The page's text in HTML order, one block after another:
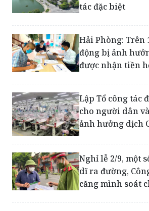
tác đặc biệt
Hải Phòng: Trên
động bị ảnh
được nhận tiền
Lập Tổ công tác
cho người dân
ảnh hưởng dịch
Nghỉ lễ 2/9, một
dĩ ra đường,
căng mình soát